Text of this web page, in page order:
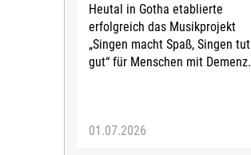
Heutal in Gotha etablierte
erfolgreich das Musikprojekt
„Singen macht Spaß, Singen tut
gut“ für Menschen mit Demenz.
01.07.2026